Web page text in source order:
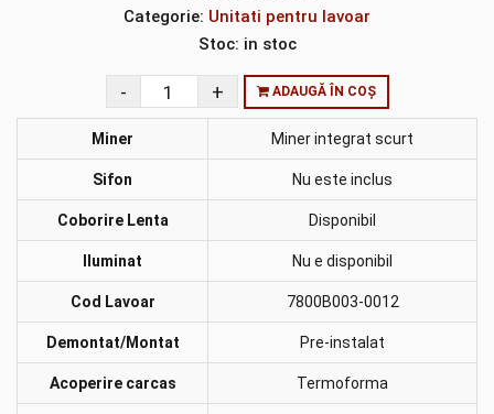
Categorie: Unitati pentru lavoar
Stoc: in stoc
ADAUGĂ ÎN COȘ
Miner Miner integrat scurt
Sifon Nu este inclus
Coborire Lenta Disponibil
Iluminat Nu e disponibil
Cod Lavoar 7800B003-0012
Demontat/Montat Pre-instalat
Acoperire carcas Termoforma